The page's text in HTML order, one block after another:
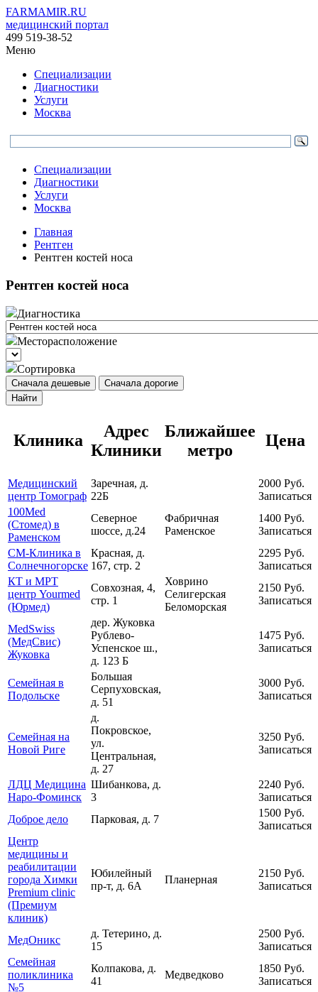
FARMAMIR.RU
медицинский портал
499 519-38-52
Меню
Специализации
Диагностики
Услуги
Москва
Специализации
Диагностики
Услуги
Москва
Главная
Рентген
Рентген костей носа
Рентген костей носа
Диагностика
Месторасположение
Сортировка
Сначала дешевые
Сначала дорогие
Найти
Клиника
Адрес
Клиники
Ближайшее
метро
Цена
Медицинский
центр Томограф
Заречная, д.
22Б
2000 Руб.
Записаться
100Med
(Стомед) в
Раменском
Северное
шоссе, д.24
Фабричная
Раменское
1400 Руб.
Записаться
СМ-Клиника в
Солнечногорске
Красная, д.
167, стр. 2
2295 Руб.
Записаться
КТ и МРТ
центр Yourmed
(Юрмед)
Совхозная, 4,
стр. 1
Ховрино
Селигерская
Беломорская
2150 Руб.
Записаться
MedSwiss
(МедСвис)
Жуковка
дер. Жуковка
Рублево-
Успенское ш.,
д. 123 Б
1475 Руб.
Записаться
Семейная в
Подольске
Большая
Серпуховская,
д. 51
3000 Руб.
Записаться
Семейная на
Новой Риге
д.
Покровское,
ул.
Центральная,
д. 27
3250 Руб.
Записаться
ЛДЦ Медицина
Наро-Фоминск
Шибанкова, д.
3
2240 Руб.
Записаться
Доброе дело
Парковая, д. 7
1500 Руб.
Записаться
Центр
медицины и
реабилитации
города Химки
Premium clinic
(Премиум
клиник)
Юбилейный
пр-т, д. 6А
Планерная
2150 Руб.
Записаться
МедОникс
д. Тетерино, д.
15
2500 Руб.
Записаться
Семейная
поликлиника
№5
Колпакова, д.
41
Медведково
1850 Руб.
Записаться